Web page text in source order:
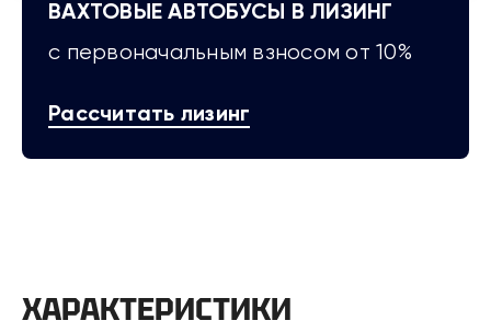
ВАХТОВЫЕ АВТОБУСЫ В ЛИЗИНГ
с первоначальным взносом от 10%
Рассчитать лизинг
ХАРАКТЕРИСТИКИ